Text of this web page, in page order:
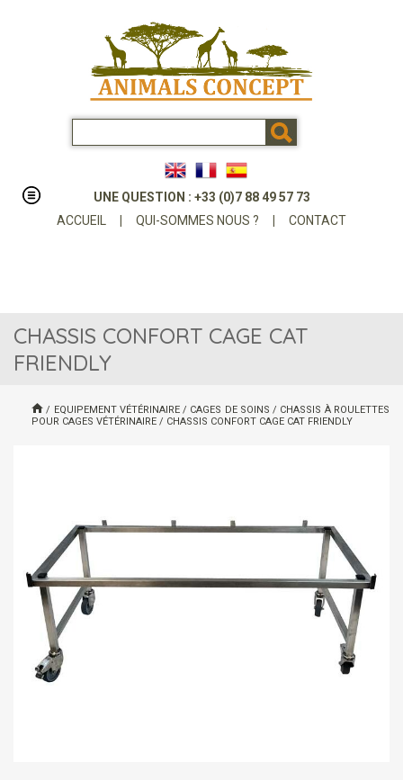
UNE QUESTION : +33 (0)7 88 49 57 73
ACCUEIL
QUI-SOMMES NOUS ? CONTACT
CHASSIS CONFORT CAGE CAT
FRIENDLY
/ EQUIPEMENT VÉTÉRINAIRE/ CAGES DE SOINS / CHASSIS À ROULETTES
POUR CAGES VÉTÉRINAIRE / CHASSIS CONFORT CAGE CAT FRIENDLY